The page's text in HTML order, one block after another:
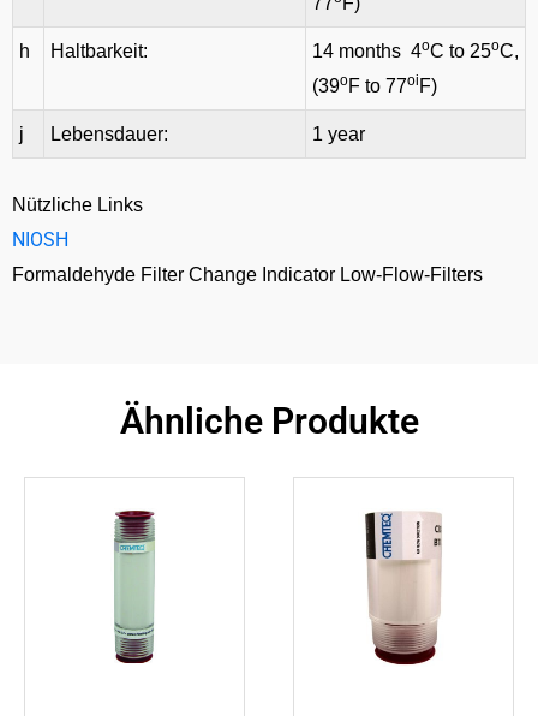
h Haltbarkeit: 14 months 4oC to 25oC,
(39oF to 77oi F)
j Lebensdauer: 1 year
Nützliche Links
NIOSH
Formaldehyde Filter Change Indicator Low-Flow-Filters
Ähnliche Produkte